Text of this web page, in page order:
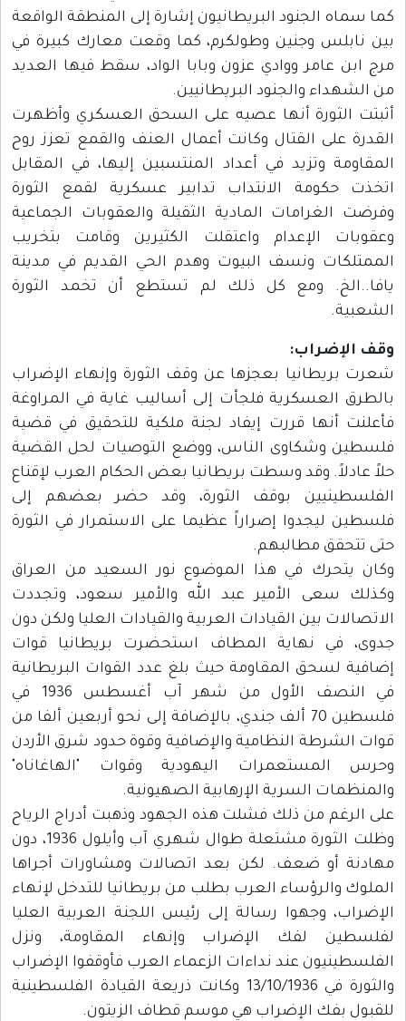
كما سماه الجنود البريطانيون إشارة إلى المنطقة الواقعة
بين نابلس وجنين وطولكرم، كما وقعت معارك كبيرة في
مرج ابن عامر ووادي عزون وبابا الواد، سقط فيها العديد
من الشهداء والجنود البريطانيين.
أثبتت الثورة أنها عصيه على السحق العسكري وأظهرت
القدرة على القتال وكانت أعمال العنف والقمع تعزز روح
المقاومة وتزيد في أعداد المنتسبين إليها، في المقابل
اتخذت حكومة الانتداب تدابير عسكرية لقمع الثورة
وفرضت الغرامات المادية الثقيلة والعقوبات الجماعية
وعقوبات الإعدام واعتقلت الكثيرين وقامت بتخريب
الممتلكات ونسف البيوت وهدم الحي القديم في مدينة
يافا..الخ. ومع كل ذلك لم تستطع أن تخمد الثورة
الشعبية.
وقف الإضراب:
شعرت بريطانيا بعجزها عن وقف الثورة وإنهاء الإضراب
بالطرق العسكرية فلجأت إلى أساليب غاية في المراوغة
فأعلنت أنها قررت إيفاد لجنة ملكية للتحقيق في قضية
فلسطين وشكاوى الناس، ووضع التوصيات لحل القضية
حلاً عادلاً. وقد وسطت بريطانيا بعض الحكام العرب لإقناع
الفلسطينيين بوقف الثورة، وقد حضر بعضهم إلى
فلسطين ليجدوا إصراراً عظيما على الاستمرار في الثورة
حتى تتحقق مطالبهم.
وكان يتحرك في هذا الموضوع نور السعيد من العراق
وكذلك سعى الأمير عبد الله والأمير سعود، وتجددت
الاتصالات بين القيادات العربية والقيادات العليا ولكن دون
جدوى، في نهاية المطاف استحضرت بريطانيا قوات
إضافية لسحق المقاومة حيث بلغ عدد القوات البريطانية
في النصف الأول من شهر آب أغسطس 1936 في
فلسطين 70 ألف جندي، بالإضافة إلى نحو أربعين ألفا من
قوات الشرطة النظامية والإضافية وقوة حدود شرق الأردن
وحرس المستعمرات اليهودية وقوات "الهاغاناه"
والمنظمات السرية الإرهابية الصهيونية.
على الرغم من ذلك فشلت هذه الجهود وذهبت أدراج الرياح
وظلت الثورة مشتعلة طوال شهري آب وأيلول 1936، دون
مهادنة أو ضعف. لكن بعد اتصالات ومشاورات أجراها
الملوك والرؤساء العرب بطلب من بريطانيا للتدخل لإنهاء
الإضراب، وجهوا رسالة إلى رئيس اللجنة العربية العليا
لفلسطين لفك الإضراب وإنهاء المقاومة، ونزل
الفلسطينيون عند نداءات الزعماء العرب فأوقفوا الإضراب
والثورة في 13/10/1936 وكانت ذريعة القيادة الفلسطينية
للقبول بفك الإضراب هي موسم قطاف الزيتون.